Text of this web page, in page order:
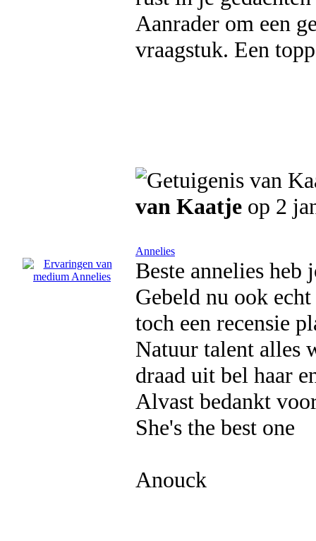
Aanrader om een
vraagstuk. Een
van Kaatje op 2
Annelies
Beste annelies heb
Gebeld nu ook
toch een recensie
Natuur talent alles
draad uit bel haar
Alvast bedankt
She's the best one
Anouck